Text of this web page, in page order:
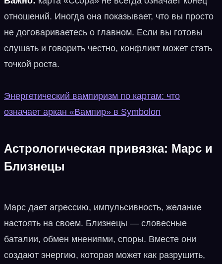
отношений. Иногда она показывает, что вы просто
не договариваетесь о главном. Если вы готовы
слушать и говорить честно, конфликт может стать
точкой роста.
Энергетический вампиризм по картам: что
означает аркан «Вампир» в Symbolon
Астрологическая привязка: Марс и
Близнецы
Марс дает агрессию, импульсивность, желание
настоять на своем. Близнецы — словесные
баталии, обмен мнениями, споры. Вместе они
создают энергию, которая может как разрушить,